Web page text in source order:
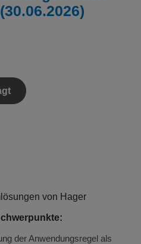
von Hager
der Anwendungsregel als